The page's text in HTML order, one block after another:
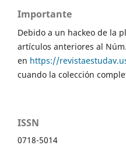
Importante
Debido a un hackeo de la
artículos anteriores al
en https://
cuando la colección
ISSN
0718-5014